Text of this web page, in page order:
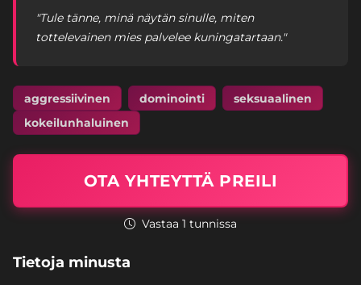
"Tule tänne, minä näytän sinulle, miten
tottelevainen mies palvelee kuningatartaan."
aggressiivinen dominointi
seksuaalinen
kokeilunhaluinen
OTA YHTEYTTÄ PREILI
Vastaa 1 tunnissa
Tietoja minusta